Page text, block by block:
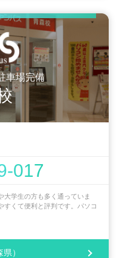
車場完備
017
大学生の方も多く通っていま
すくて便利と評判です。パソコ
）